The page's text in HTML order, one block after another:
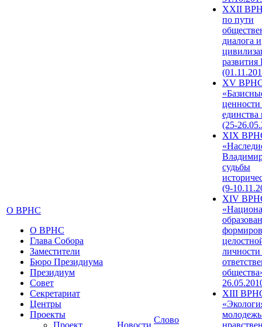
О ВРНС
О ВРНС
Глава Собора
Заместители
Бюро Президиума
Президиум
Совет
Секретариат
Центры
Проекты
Проект
Новости
Слово
XXII
по пути
диалога и
развития
XV
единства
(25-
XIX
судьбы
(9-
XIV
XIII